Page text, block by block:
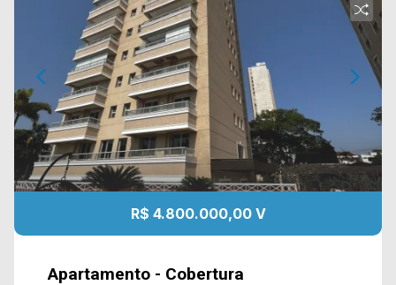
R$ 4.800.000,00 V
Apartamento - Cobertura